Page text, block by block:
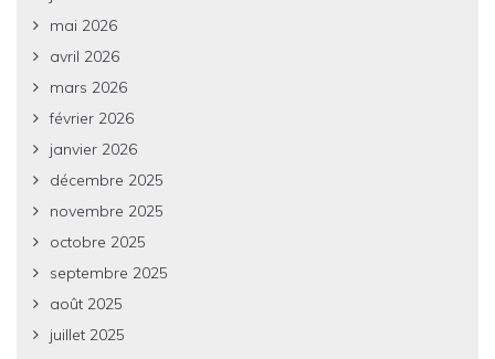
mai 2026
avril 2026
mars 2026
février 2026
janvier 2026
décembre 2025
novembre 2025
octobre 2025
septembre 2025
août 2025
juillet 2025